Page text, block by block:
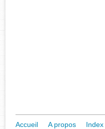
Accueil A propos Index